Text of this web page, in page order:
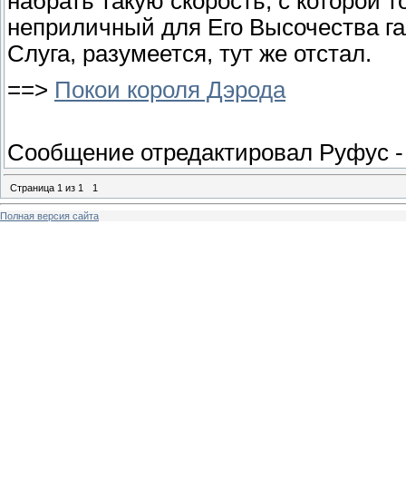
неприличный для Его Высочества
Слуга, разумеется, тут же отстал.
==> Покои короля Дэрода
Сообщение отредактировал Руфус
Страница 1 из 1 1
Полная версия сайта